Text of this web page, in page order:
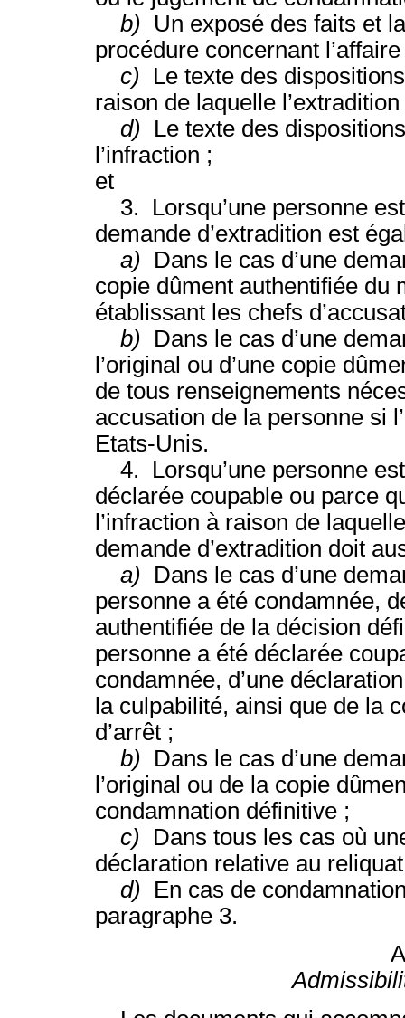
b) Un exposé des faits et
procédure concernant
c) Le texte des
raison de laquelle
d) Le texte des
l’infraction ;
et
3. Lorsqu’une personne
demande d’extradition est
a) Dans le cas d’une
copie dûment authentifiée du
établissant les chefs
b) Dans le cas d’une
l’original ou d’une copie
de tous renseignements
accusation de la personne si
Etats-Unis.
4. Lorsqu’une personne
déclarée coupable ou parce
l’infraction à raison de
demande d’extradition doit
a) Dans le cas d’une
personne a été condamnée,
authentifiée de la décision
personne a été déclarée
condamnée, d’une
la culpabilité, ainsi que de la
d’arrêt ;
b) Dans le cas d’une
l’original ou de la copie
condamnation définitive ;
c) Dans tous les cas où
déclaration relative au
d) En cas de
paragraphe 3.